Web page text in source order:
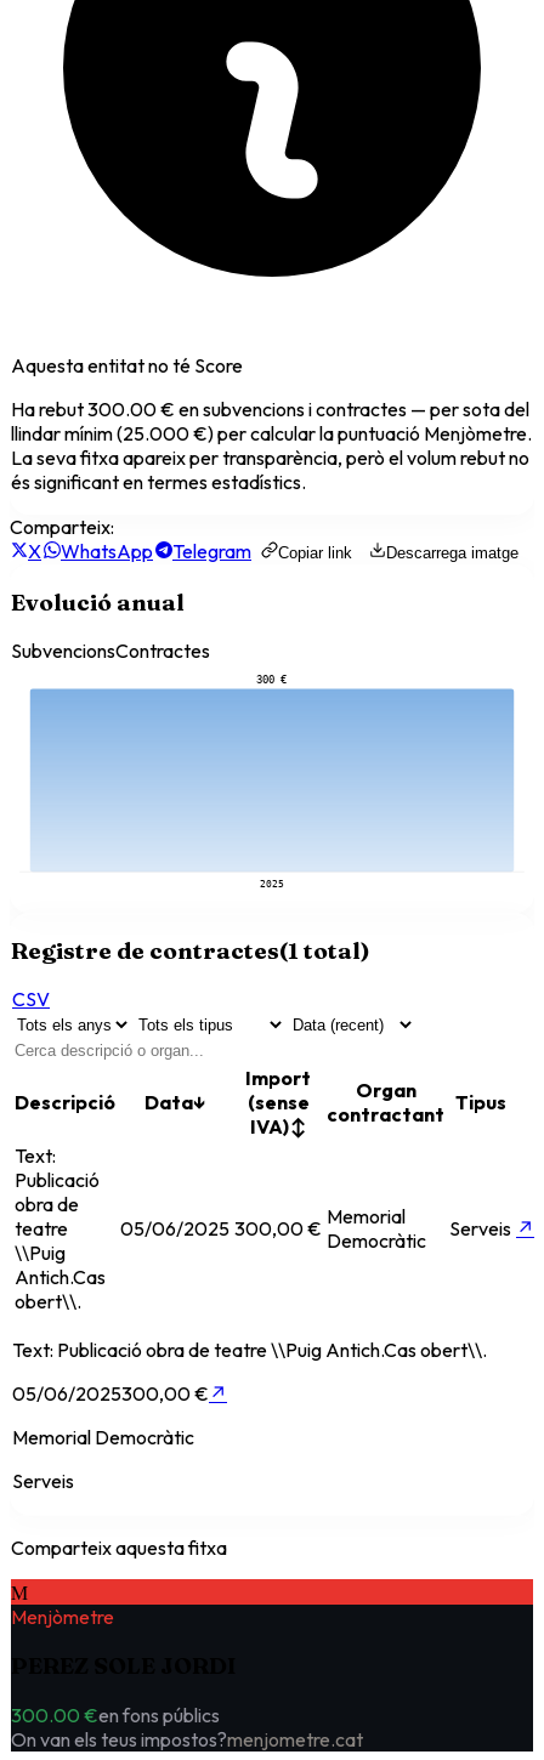
Aquesta entitat no té Score
Ha rebut300.00 € en subvencions i contractes — per sota del
llindar mínim (25.000 €) per calcular la puntuació Menjòmetre.
La seva fitxa apareix per transparència, però el volum rebut no
és significant en termes estadístics.
Comparteix:
X
WhatsApp Telegram Copiar link Descarrega imatge
Evolució anual
SubvencionsContractes
300 €
2025
Registre de contractes(1total)
CSV
Descripció Data↓
Import
(sense
IVA)↕
Organ
contractant Tipus
Text:
Publicació
obra de
teatre
\\Puig
Antich.Cas
obert\\.
05/06/2025 300,00 € Memorial
Democràtic
Serveis ↗
Text: Publicació obra de teatre \\Puig Antich.Cas obert\\.
05/06/2025300,00 € ↗
Memorial Democràtic
Serveis
Comparteix aquesta fitxa
M
Menjòmetre
300.00 €en fons públics
On van els teus impostos?menjometre.cat